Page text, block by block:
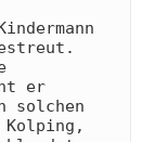
er
solchen
Kolping,